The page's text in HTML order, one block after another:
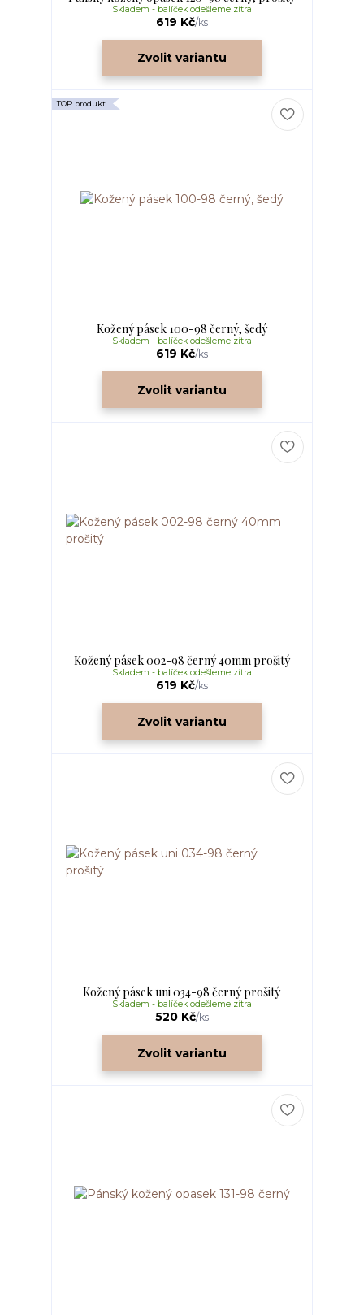
619 Kč/ks
Skladem - balíček odešleme zítra
Zvolit variantu
TOP produkt
Kožený pásek 100-98 černý, šedý
619 Kč/ks
Skladem - balíček odešleme zítra
Zvolit variantu
Kožený pásek 002-98 černý 40mm prošitý
619 Kč/ks
Skladem - balíček odešleme zítra
Zvolit variantu
Kožený pásek uni 034-98 černý prošitý
520 Kč/ks
Skladem - balíček odešleme zítra
Zvolit variantu